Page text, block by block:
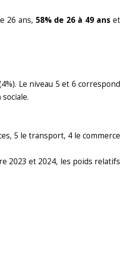
26 ans, 58% de 26 à 49 ans et
Le niveau 5 et 6 correspond
5 le transport, 4 le commerce
2023 et 2024, les poids relatifs